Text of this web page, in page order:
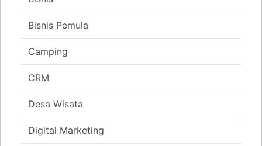
Bisnis Pemula
Camping
CRM
Desa Wisata
Digital Marketing